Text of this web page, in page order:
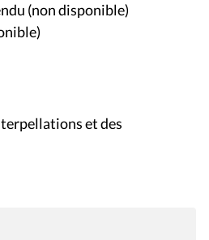
(non disponible)
et des